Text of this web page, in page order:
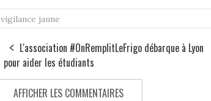
vigilance jaune
L'association #OnRemplitLeFrigo débarque à Lyon
pour aider les étudiants
AFFICHER LES COMMENTAIRES